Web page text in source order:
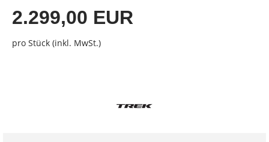
2.299,00 EUR
pro Stück (inkl. MwSt.)